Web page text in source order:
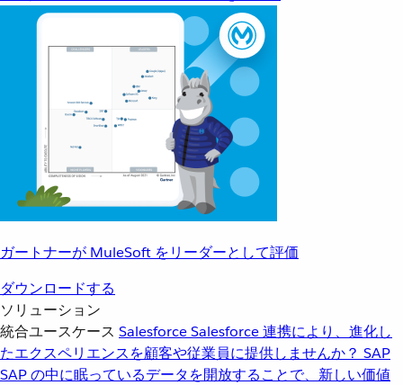
ガートナーが MuleSoft をリーダーとして評価
ダウンロードする
ソリューション
統合ユースケース SalesforceSalesforce 連携により、進化し
たエクスペリエンスを顧客や従業員に提供しませんか？ SAP
SAP の中に眠っているデータを開放することで、新しい価値